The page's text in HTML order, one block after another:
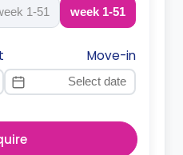
1-51 week
1-51 week
Move-in